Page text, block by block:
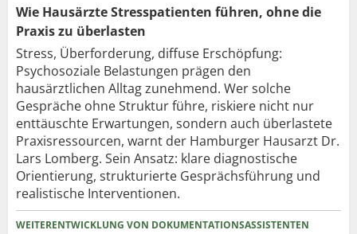
Wie Hausärzte Stresspatienten führen, ohne die
Praxis zu überlasten
Stress, Überforderung, diffuse Erschöpfung:
Psychosoziale Belastungen prägen den
hausärztlichen Alltag zunehmend. Wer solche
Gespräche ohne Struktur führe, riskiere nicht nur
enttäuschte Erwartungen, sondern auch überlastete
Praxisressourcen, warnt der Hamburger Hausarzt Dr.
Lars Lomberg. Sein Ansatz: klare diagnostische
Orientierung, strukturierte Gesprächsführung und
realistische Interventionen.
WEITERENTWICKLUNG VON DOKUMENTATIONSASSISTENTEN